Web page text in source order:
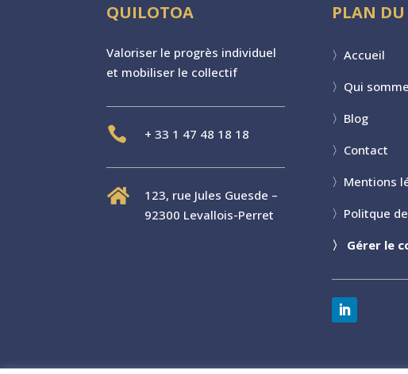
QUILOTOA
Valoriser le progrès individuel
et mobiliser le collectif
 + 33 1 47 48 18 18

123, rue Jules Guesde –
92300 Levallois-Perret
PLAN DU
〉 Accueil
〉 Qui
〉 Blog
〉 Contact
〉 Mentions
〉 Politque
〉 Gérer le